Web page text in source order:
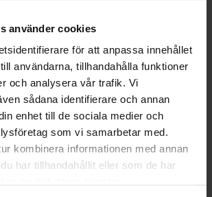
använder cookies
för att anpassa innehållet
användarna, tillhandahålla funktioner
och analysera vår trafik. Vi
sådana identifierare och annan
enhet till de sociala medier och
som vi samarbetar med.
kombinera informationen med annan
har tillhandahållit eller som de har